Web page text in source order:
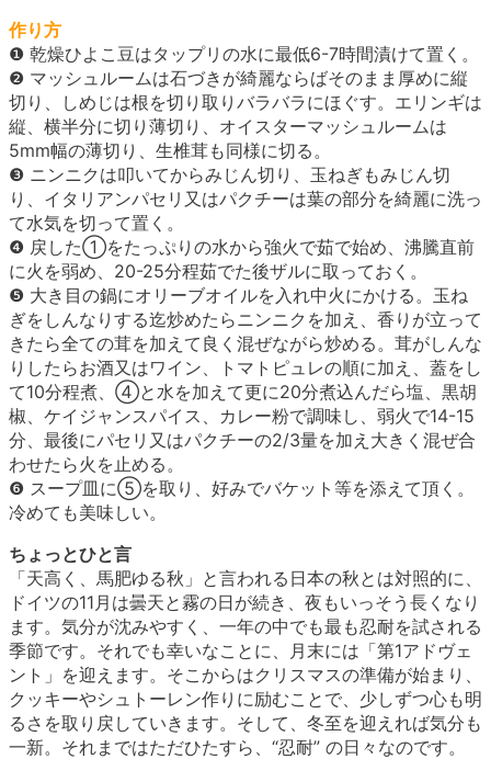
作り方
❶ 乾燥ひよこ豆はタップリの水に最低6-7時間漬けて置く。
❷ マッシュルームは石づきが綺麗ならばそのまま厚めに縦
切り、しめじは根を切り取りバラバラにほぐす。エリンギは
縦、横半分に切り薄切り、オイスターマッシュルームは
5mm幅の薄切り、生椎茸も同様に切る。
❸ ニンニクは叩いてからみじん切り、玉ねぎもみじん切
り、イタリアンパセリ又はパクチーは葉の部分を綺麗に洗っ
て水気を切って置く。
❹ 戻した①をたっぷりの水から強火で茹で始め、沸騰直前
に火を弱め、20-25分程茹でた後ザルに取っておく。
❺ 大き目の鍋にオリーブオイルを入れ中火にかける。玉ね
ぎをしんなりする迄炒めたらニンニクを加え、香りが立って
きたら全ての茸を加えて良く混ぜながら炒める。茸がしんな
りしたらお酒又はワイン、トマトピュレの順に加え、蓋をし
て10分程煮、④と水を加えて更に20分煮込んだら塩、黒胡
椒、ケイジャンスパイス、カレー粉で調味し、弱火で14-15
分、最後にパセリ又はパクチーの2/3量を加え大きく混ぜ合
わせたら火を止める。
❻ スープ皿に⑤を取り、好みでバケット等を添えて頂く。
冷めても美味しい。
ちょっとひと言
「天高く、馬肥ゆる秋」と言われる日本の秋とは対照的に、
ドイツの11月は曇天と霧の日が続き、夜もいっそう長くなり
ます。気分が沈みやすく、一年の中でも最も忍耐を試される
季節です。それでも幸いなことに、月末には「第1アドヴェ
ント」を迎えます。そこからはクリスマスの準備が始まり、
クッキーやシュトーレン作りに励むことで、少しずつ心も明
るさを取り戻していきます。そして、冬至を迎えれば気分も
一新。それまではただひたすら、“忍耐” の日々なのです。